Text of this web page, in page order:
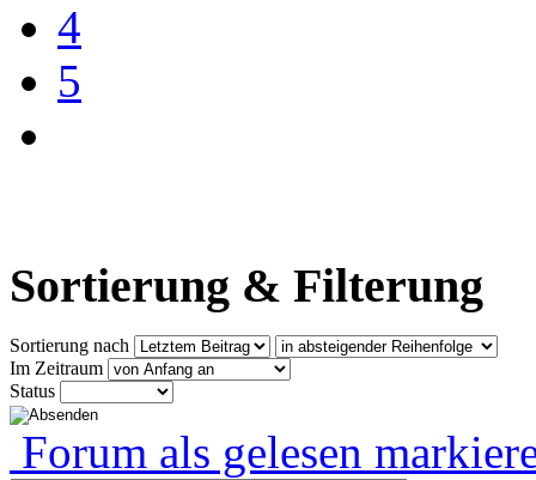
4
5
Sortierung & Filterung
Sortierung nach
Im Zeitraum
Status
Forum als gelesen